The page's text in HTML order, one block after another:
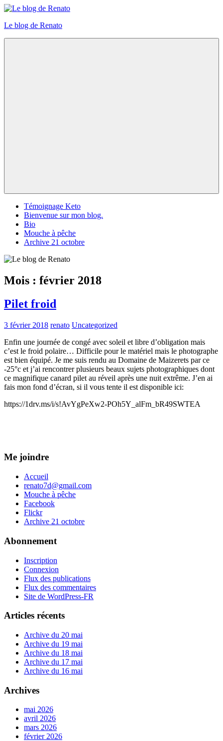
Skip
content
Le blog de Renato
Témoignage Keto
Bienvenue sur mon blog.
Bio
Mouche à pêche
Archive 21 octobre
Mois : février 2018
Pilet froid
3 février 2018 renato Uncategorized
Enfin une journée de congé avec soleil et libre d’obligation mais
c’est le froid polaire… Difficile pour le matériel mais le photographe
est bien équipé. Je me suis rendu au Domaine de Maizerets par ce
-25°c et j’ai rencontrer plusieurs beaux sujets photographiques dont
ce magnifique canard pilet au réveil après une nuit extrême. J’en ai
fais mon fond d’écran, si il vous tente il est disponible ici:
https://1drv.ms/i/s!AvYgPeXw2-POh5Y_alFm_bR49SWTEA
Me joindre
Accueil
renato7d@gmail.com
Mouche à pêche
Facebook
Flickr
Archive 21 octobre
Abonnement
Inscription
Connexion
Flux des publications
Flux des commentaires
Site de WordPress-FR
Articles récents
Archive du 20 mai
Archive du 19 mai
Archive du 18 mai
Archive du 17 mai
Archive du 16 mai
Archives
mai 2026
avril 2026
mars 2026
février 2026